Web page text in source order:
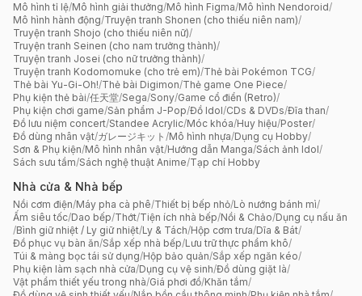
Mô hình tỉ lệ/Mô hình giải thưởng/Mô hình Figma/Mô hình Nendoroid/
Mô hình hành động/Truyện tranh Shonen (cho thiếu niên nam)/
Truyện tranh Shojo (cho thiếu niên nữ)/
Truyện tranh Seinen (cho nam trưởng thành)/
Truyện tranh Josei (cho nữ trưởng thành)/
Truyện tranh Kodomomuke (cho trẻ em)/Thẻ bài Pokémon TCG/
Thẻ bài Yu-Gi-Oh!/Thẻ bài Digimon/Thẻ game One Piece/
Phụ kiện thẻ bài/任天堂/Sega/Sony/Game cổ điển (Retro)/
Phụ kiện chơi game/Sản phẩm J-Pop/Đồ Idol/CDs & DVDs/Đĩa than/
Đồ lưu niệm concert/Standee Acrylic/Móc khóa/Huy hiệu/Poster/
Đồ dùng nhân vật/ガレージキット /Mô hình nhựa/Dụng cụ Hobby/
Sơn & Phụ kiện/Mô hình nhân vật/Hướng dẫn Manga/Sách ảnh Idol/
Sách sưu tầm/Sách nghệ thuật Anime/Tạp chí Hobby
Nhà cửa & Nhà bếp
Nồi cơm điện/Máy pha cà phê/Thiết bị bếp nhỏ/Lò nướng bánh mì/
Ấm siêu tốc/Dao bếp/Thớt/Tiện ích nhà bếp/Nồi & Chảo/Dụng cụ nấu ăn
/Bình giữ nhiệt / Ly giữ nhiệt/Ly & Tách/Hộp cơm trưa/Dĩa & Bát/
Đồ phục vụ bàn ăn/Sắp xếp nhà bếp/Lưu trữ thực phẩm khô/
Túi & màng bọc tái sử dụng/Hộp bảo quản/Sắp xếp ngăn kéo/
Phụ kiện làm sạch nhà cửa/Dụng cụ vệ sinh/Đồ dùng giặt là/
Vật phẩm thiết yếu trong nhà/Giá phơi đồ/Khăn tắm/